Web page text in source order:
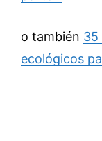
o también 35
ecológicos